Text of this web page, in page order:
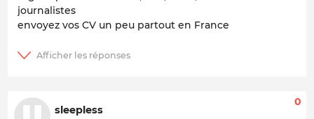
journalistes
envoyez vos CV un peu partout en France
sleepless
0